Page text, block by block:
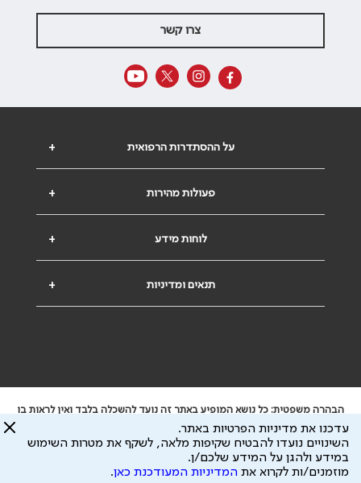
צרו קשר
+ על ההסתדרות הרפואית
+ פעולות מהירות
+ לוחות מידע
+ תנאים ומדיניות
הבהרה משפטית: כל נושא המופיע באתר זה נועד להשכלה בלבד ואין לראות בו
ייעוץ רפואי או משפטי. אין הר"י אחראית לתוכן המתפרסם באתר זה ולכל נזק
שעלול להיגרם.
ידוע לי שהר"י אוספת ושומרת מידע אישי לצורך מתן השרות וכי חלק ממנו עשוי
להיות מועבר לצדדים שלישיים, הכל בכפוף למדיניות הפרטיות
עדכנו את מדיניות הפרטיות באתר.
השינויים נועדו להבטיח שקיפות מלאה, לשקף את מטרות השימוש
במידע ולהגן על המידע שלכם/ן.
מוזמנים/ות לקרוא את המדיניות המעודכנת כאן.